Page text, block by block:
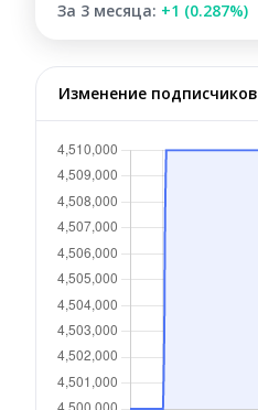
За 3 месяца: +1 (0.287%)
Изменение подписчиков